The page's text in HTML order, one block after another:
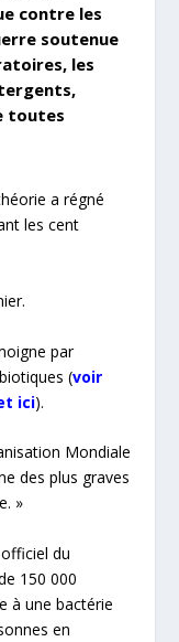
contre les
soutenue
les
toutes
a régné
les cent
par
(voir
ici).
Mondiale
des plus graves
»
officiel du
150 000
à une bactérie
en